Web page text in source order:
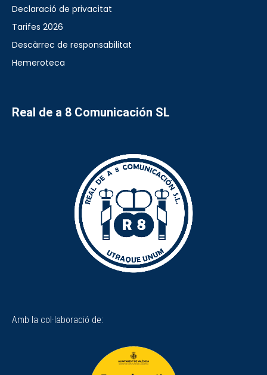
Declaració de privacitat
Tarifes 2026
Descàrrec de responsabilitat
Hemeroteca
Real de a 8 Comunicación SL
Amb la col·laboració de: